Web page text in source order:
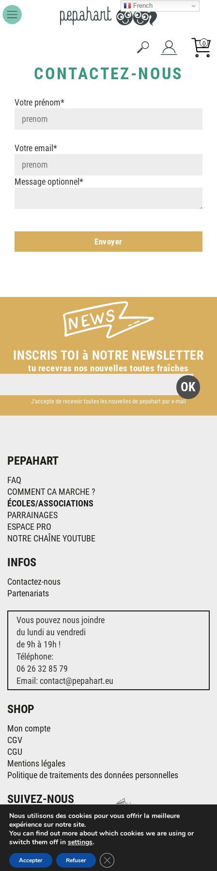
0
CONTACTEZ-NOUS
Votre prénom*
Votre email*
Message optionnel*
French
Nous utilisons des cookies pour vous offrir la meilleure
expérience sur notre site.
You can find out more about which cookies we are using or
switch them off in settings.
Accepter Refuser Fermer la bannière des cookies
INSCRIS TOI à NOTRE NEWSLETTER
tu recevras nos nouvelles toutes fraîches
J’accepte de recevoir toutes les nouvelles de pepahart par e-mail
PEPAHART
FAQ
COMMENT CA MARCHE ?
ÉCOLES/ASSOCIATIONS
PARRAINAGES
ESPACE PRO
NOTRE CHAÎNE YOUTUBE
INFOS
Contactez-nous
Partenariats
Vous pouvez nous joindre
du lundi au vendredi
de 9h à 19h !
Téléphone:
06 26 32 85 79
Email: contact@pepahart.eu
SHOP
Mon compte
CGV
CGU
Mentions légales
Politique de traitements des données personnelles
SUIVEZ-NOUS